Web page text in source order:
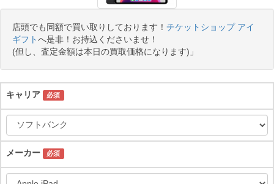
店頭でも同額で買い取りしております！ チケットショップ アイ
ギフトへ是非！お持込くださいませ！
(但し、査定金額は本日の買取価格になります)」
キャリア 必須
メーカー 必須